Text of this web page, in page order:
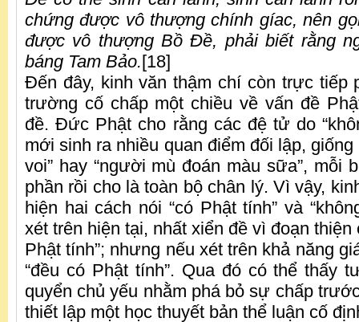
chứng được vô thượng chính gíac, nên
được vô thượng Bồ Đề, phải biết rằng
báng Tam Bảo. [18]
Đến đây, kinh văn thậm chí còn trực tiếp
trường cố chấp một chiều về vấn đề
đề. Đức Phật cho rằng các đệ tử do
mới sinh ra nhiều quan điểm đối lập,
voi” hay “người mù đoán màu sữa”, mỗi
phần rồi cho là toàn bộ chân lý. Vì vậy,
hiện hai cách nói “có Phật tính” và
xét trên hiện tại, nhất xiển đề vì đoạn thiện
Phật tính”; nhưng nếu xét trên khả năng
“đều có Phật tính”. Qua đó có thể thấy
quyển chủ yếu nhằm phá bỏ sự chấp
thiết lập một học thuyết bản thể luận cố